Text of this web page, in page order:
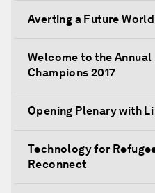
Averting a Future World
Welcome to the
Champions 2017
Opening Plenary with
Technology for
Reconnect